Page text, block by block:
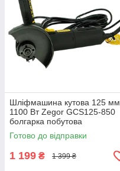
Шліфмашина кутова 125 мм
1100 Вт Zegor GCS125-850
болгарка побутова
електрична для різання та
шліфування
Готово до відправки
1 199 ₴ 1 399 ₴